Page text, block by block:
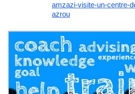
amzazi-visite-un-centre-
azrou